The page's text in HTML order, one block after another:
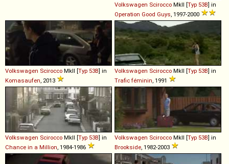
Volkswagen Scirocco MkII [Typ 53B] in
Operation Good Guys , 1997-2000
Volkswagen Scirocco MkII [Typ 53B] in
Komasaufen, 2013
Volkswagen Scirocco MkII [Typ 53B] in
Trafic féminin, 1991
Volkswagen Scirocco MkII [Typ 53B] in
Chance in a Million, 1984-1986
Volkswagen Scirocco MkII [Typ 53B] in
Brookside, 1982-2003